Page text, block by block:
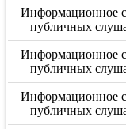
Информационное
публичных
Информационное
публичных
Информационное
публичных